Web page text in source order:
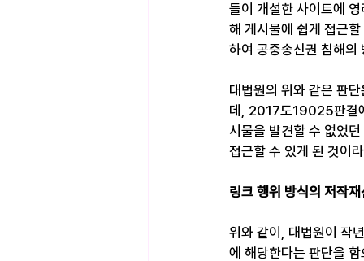
들이 개설한 사이트에
해 게시물에 쉽게 접근
하여 공중송신권 침해
대법원의 위와 같은 판
데, 2017도19025판결
시물을 발견할 수 없었
접근할 수 있게 된 것이
링크 행위 방식의 저작
위와 같이, 대법원이 작
에 해당한다는 판단을